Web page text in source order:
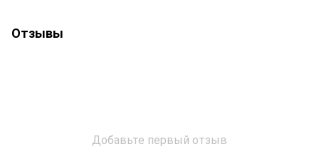
Отзывы
Добавьте первый отзыв